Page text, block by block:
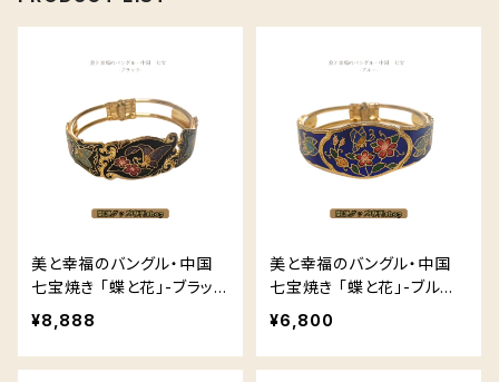
美と幸福のバングル・中国
七宝焼き 「蝶と花」-ブラック
-
¥8,888
美と幸福のバングル・中国
七宝焼き 「蝶と花」-ブルー
-
¥6,800